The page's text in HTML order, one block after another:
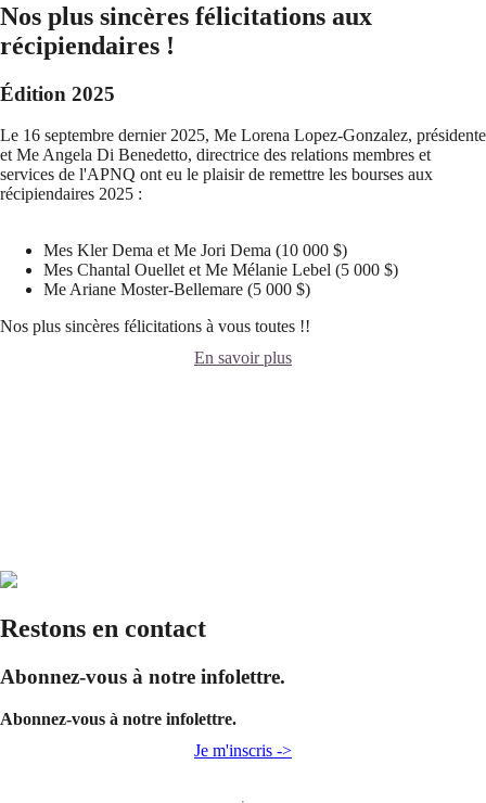
Nos plus sincères félicitations aux
récipiendaires !
Édition 2025
Le 16 septembre dernier 2025, Me Lorena Lopez-Gonzalez, présidente
et Me Angela Di Benedetto, directrice des relations membres et
services de l'APNQ ont eu le plaisir de remettre les bourses aux
récipiendaires 2025 :
Mes Kler Dema et Me Jori Dema (10 000 $)
Mes Chantal Ouellet et Me Mélanie Lebel (5 000 $)
Me Ariane Moster-Bellemare (5 000 $)
Nos plus sincères félicitations à vous toutes !!
En savoir plus
Restons en contact
Abonnez-vous à notre infolettre.
Abonnez-vous à notre infolettre.
Je m'inscris ->